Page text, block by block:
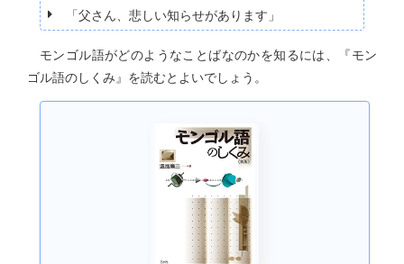
「父さん、悲しい知らせがあります」
モンゴル語がどのようなことばなのかを知るには、『モン
ゴル語のしくみ』を読むとよいでしょう。